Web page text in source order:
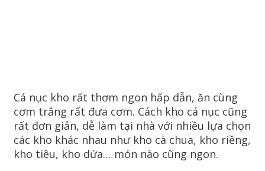
Cá nục kho rất thơm ngon hấp dẫn, ăn cùng
cơm trắng rất đưa cơm. Cách kho cá nục cũng
rất đơn giản, dễ làm tại nhà với nhiều lựa chọn
các kho khác nhau như kho cà chua, kho riềng,
kho tiêu, kho dứa… món nào cũng ngon.